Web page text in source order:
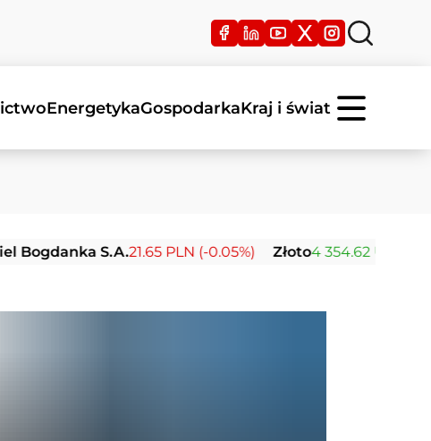
EnergetykaGospodarkaKraj i świat
S.A.21.65 PLN (-0.05%) Złoto4 354.62 USD (+2.69%)